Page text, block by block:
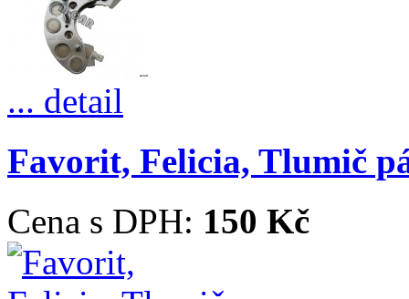
... detail
Favorit, Felicia, Tlumič
Cena s DPH: 150 Kč